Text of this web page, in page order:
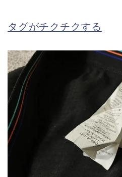
タグがチクチクする